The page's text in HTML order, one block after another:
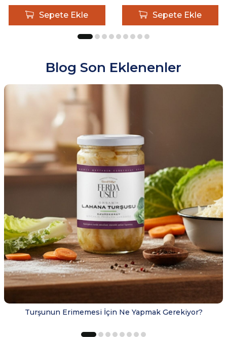
Sepete Ekle Sepete Ekle
Blog Son Eklenenler
Turşunun Erimemesi İçin Ne Yapmak Gerekiyor?